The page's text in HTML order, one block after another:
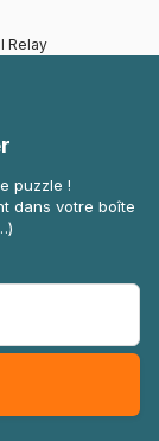
Relay
puzzle !
dans votre boîte